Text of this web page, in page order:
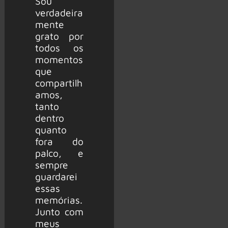
verdadeira
mente
grato por
todos os
momentos
que
compartilh
amos,
tanto
dentro
quanto
fora do
palco, e
sempre
guardarei
essas
memórias.
Junto com
meus